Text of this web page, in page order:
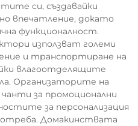
си, създавайки
впечатление, докато
функционалност.
използват големи
и транспортиране на
влагоотделящите
Организаторите на
за промоционални
за персонализация
Домакинствата